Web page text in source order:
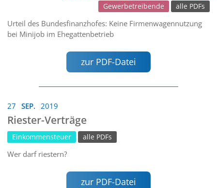
Gewerbetreibende
alle PDFs
Urteil des Bundesfinanzhofes: Keine Firmenwagennutzung
bei Minijob im Ehegattenbetrieb
zur PDF-Datei
27 SEP. 2019
Riester-Verträge
Einkommensteuer alle PDFs
Wer darf riestern?
zur PDF-Datei